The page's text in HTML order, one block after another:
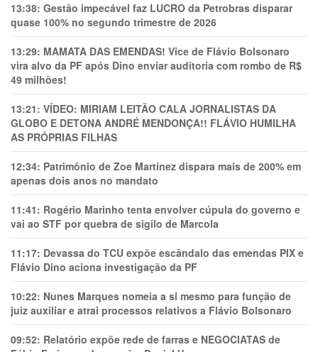
13:38: Gestão impecável faz LUCRO da Petrobras disparar
quase 100% no segundo trimestre de 2026
13:29: MAMATA DAS EMENDAS! Vice de Flávio Bolsonaro
vira alvo da PF após Dino enviar auditoria com rombo de R$
49 milhões!
13:21: VÍDEO: MIRIAM LEITÃO CALA JORNALISTAS DA
GLOBO E DETONA ANDRÉ MENDONÇA!! FLÁVIO HUMILHA
AS PRÓPRIAS FILHAS
12:34: Patrimônio de Zoe Martínez dispara mais de 200% em
apenas dois anos no mandato
11:41: Rogério Marinho tenta envolver cúpula do governo e
vai ao STF por quebra de sigilo de Marcola
11:17: Devassa do TCU expõe escândalo das emendas PIX e
Flávio Dino aciona investigação da PF
10:22: Nunes Marques nomeia a si mesmo para função de
juiz auxiliar e atrai processos relativos a Flávio Bolsonaro
09:52: Relatório expõe rede de farras e NEGOCIATAS de